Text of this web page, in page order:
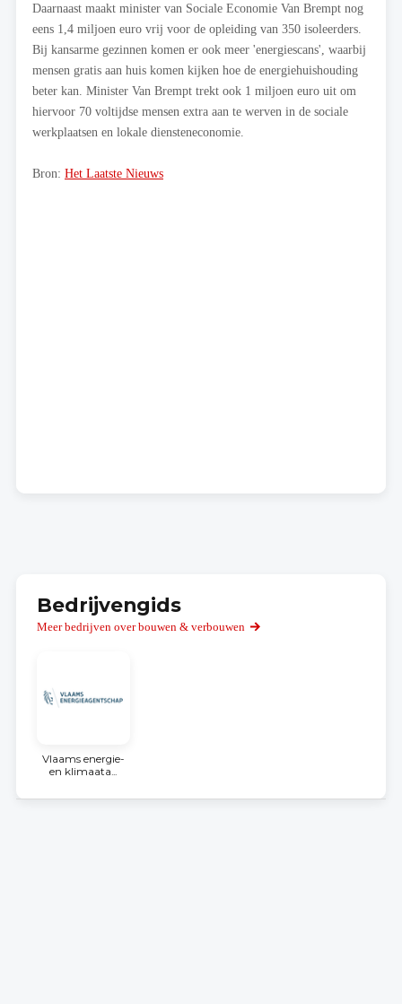
Daarnaast maakt minister van Sociale Economie Van Brempt nog
eens 1,4 miljoen euro vrij voor de opleiding van 350 isoleerders.
Bij kansarme gezinnen komen er ook meer 'energiescans', waarbij
mensen gratis aan huis komen kijken hoe de energiehuishouding
beter kan. Minister Van Brempt trekt ook 1 miljoen euro uit om
hiervoor 70 voltijdse mensen extra aan te werven in de sociale
werkplaatsen en lokale diensteneconomie.
Bron: Het Laatste Nieuws
Bedrijvengids
Meer bedrijven over bouwen & verbouwen
Vlaams energie-
en klimaata...